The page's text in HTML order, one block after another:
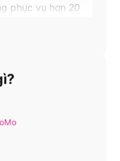
phục vụ hơn 20
là một số tuyến